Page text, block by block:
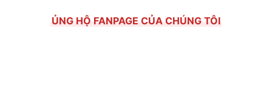
ỦNG HỘ FANPAGE CỦA CHÚNG TÔI